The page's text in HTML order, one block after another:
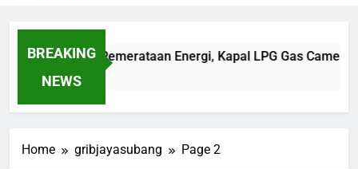
BREAKING
NEWS
Wujudkan Pemerataan Energi, Kapal LPG Gas Camellia
4 Months Ago
Home gribjayasubang Page 2